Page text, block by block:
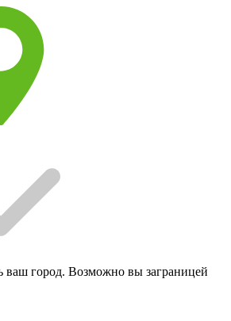
ваш город. Возможно вы заграницей